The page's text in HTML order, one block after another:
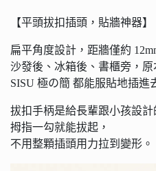
【平頭拔扣插頭，貼牆神器】
扁平角度設計，距牆僅約
沙發後、冰箱後、書櫃旁，原
SISU 極の簡 都能服貼地插進
拔扣手柄是給長輩跟小孩設
拇指一勾就能拔起，
不用整顆插頭用力拉到變形。